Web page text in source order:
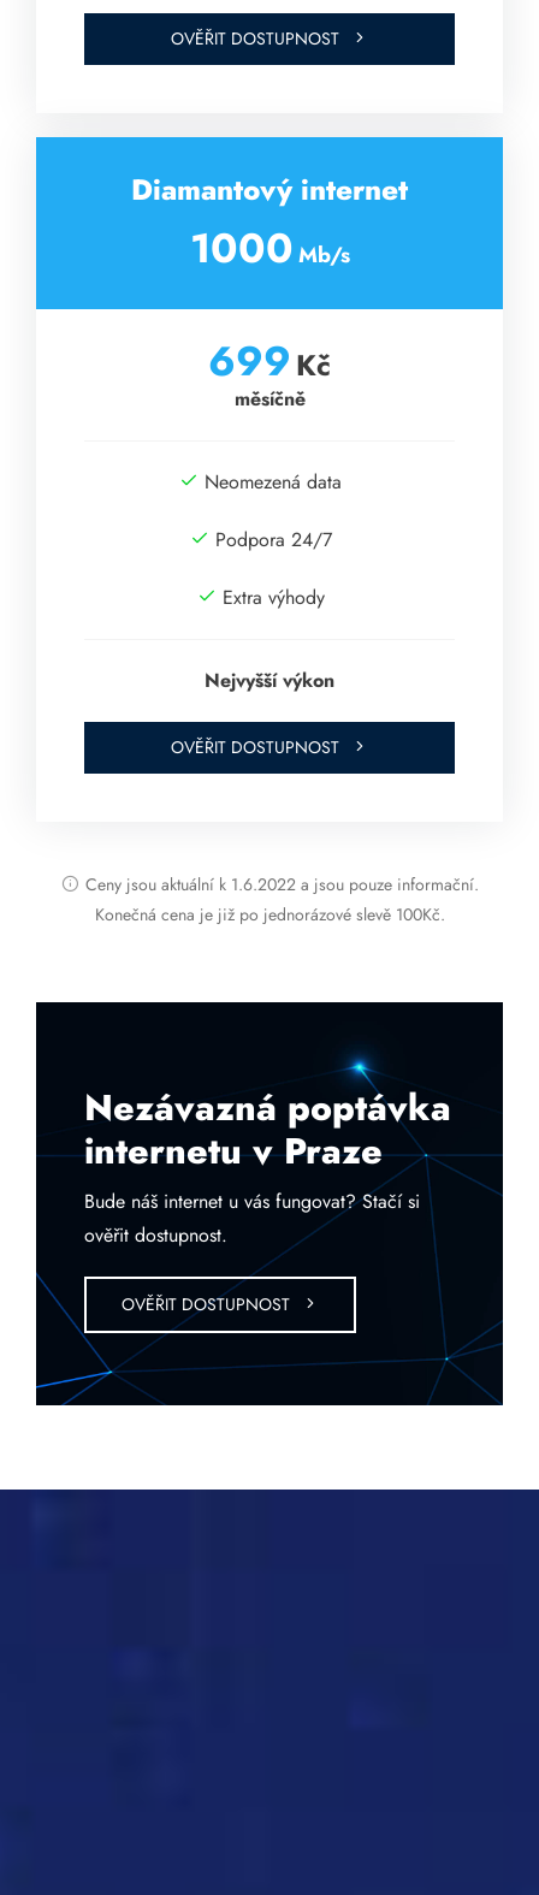
OVĚŘIT DOSTUPNOST
Diamantový internet
1000Mb/s
699 Kč
měsíčně
Neomezená data
Podpora 24/7
Extra výhody
Nejvyšší výkon
OVĚŘIT DOSTUPNOST
Ceny jsou aktuální k 1.6.2022 a jsou pouze informační.
Konečná cena je již po jednorázové slevě 100Kč.
Nezávazná poptávka
internetu v Praze
Bude náš internet u vás fungovat? Stačí si
ověřit dostupnost.
OVĚŘIT DOSTUPNOST